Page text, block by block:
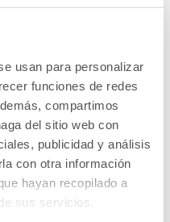
usan para personalizar
funciones de redes
compartimos
del sitio web con
publicidad y análisis
con otra información
hayan recopilado a
sus servicios.